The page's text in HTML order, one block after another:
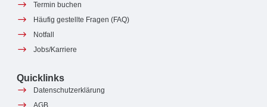
Termin buchen
Häufig gestellte Fragen (FAQ)
Notfall
Jobs/Karriere
Quicklinks
Datenschutzerklärung
AGB